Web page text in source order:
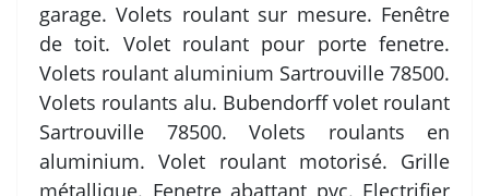
garage. Volets roulant sur mesure. Fenêtre
de toit. Volet roulant pour porte fenetre.
Volets roulant aluminium Sartrouville 78500.
Volets roulants alu. Bubendorff volet roulant
Sartrouville 78500. Volets roulants en
aluminium. Volet roulant motorisé. Grille
métallique. Fenetre abattant pvc. Electrifier